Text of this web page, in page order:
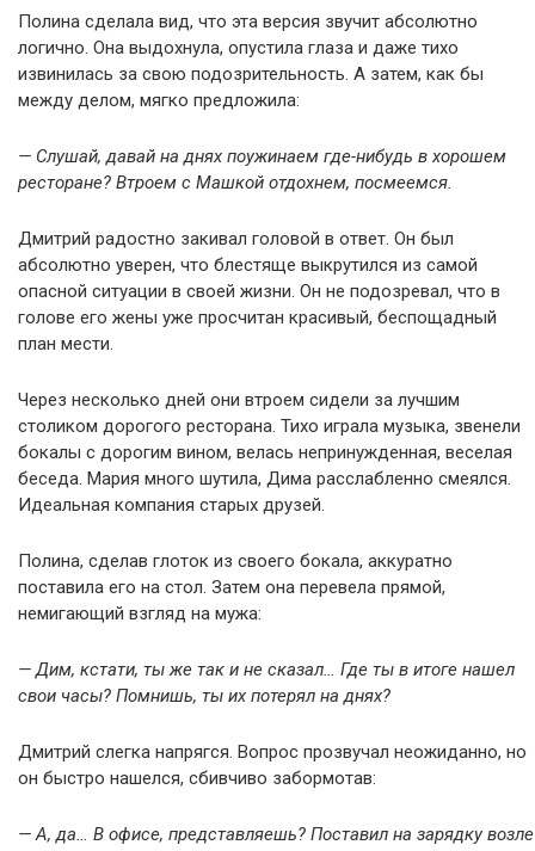
Полина сделала вид, что эта версия звучит абсолютно
логично. Она выдохнула, опустила глаза и даже тихо
извинилась за свою подозрительность. А затем, как бы
между делом, мягко предложила:
— Слушай, давай на днях поужинаем где-нибудь в хорошем
ресторане? Втроем с Машкой отдохнем, посмеемся.
Дмитрий радостно закивал головой в ответ. Он был
абсолютно уверен, что блестяще выкрутился из самой
опасной ситуации в своей жизни. Он не подозревал, что в
голове его жены уже просчитан красивый, беспощадный
план мести.
Через несколько дней они втроем сидели за лучшим
столиком дорогого ресторана. Тихо играла музыка, звенели
бокалы с дорогим вином, велась непринужденная, веселая
беседа. Мария много шутила, Дима расслабленно смеялся.
Идеальная компания старых друзей.
Полина, сделав глоток из своего бокала, аккуратно
поставила его на стол. Затем она перевела прямой,
немигающий взгляд на мужа:
— Дим, кстати, ты же так и не сказал… Где ты в итоге нашел
свои часы? Помнишь, ты их потерял на днях?
Дмитрий слегка напрягся. Вопрос прозвучал неожиданно, но
он быстро нашелся, сбивчиво забормотав:
— А, да… В офисе, представляешь? Поставил на зарядку возле